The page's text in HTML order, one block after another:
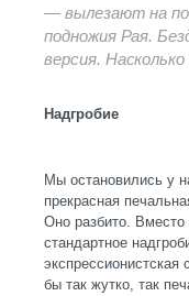
— вылезают на
подножия Рая.
версия.
Надгробие
Мы остановились у
прекрасная
Оно разбито.
стандартное
бы так жутко, так